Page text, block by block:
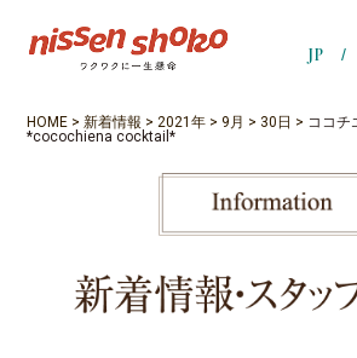
JP
HOME >新着情報 >2021年 > 9月 > 30日 > ココチ
*cocochiena cocktail*